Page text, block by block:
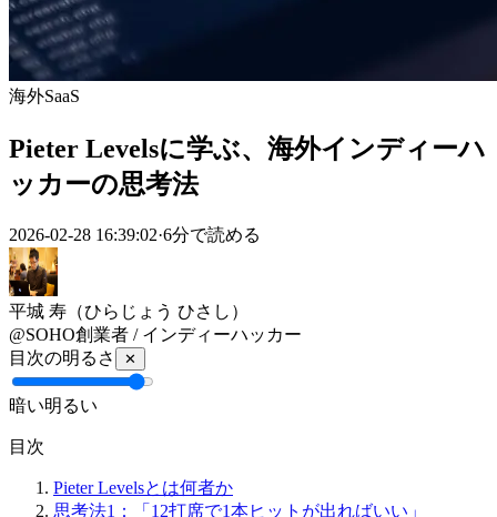
海外SaaS
Pieter Levelsに学ぶ、海外インディーハ
ッカーの思考法
2026-02-28 16:39:02·6分で読める
平城 寿 （ひらじょう ひさし）
@SOHO創業者 / インディーハッカー
目次の明るさ
✕
暗い明るい
目次
Pieter Levelsとは何者か
思考法1：「12打席で1本ヒットが出ればいい」